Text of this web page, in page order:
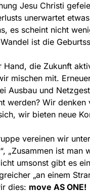
Jesu Christi
unerwartet
es scheint nicht
ist die
Hand, die Zukunft
mischen mit.
Ausbau und
werden? Wir
wir bieten neue
vereinen wir
„Zusammen ist man
umsonst gibt es
„an einem
dies: move AS ONE!